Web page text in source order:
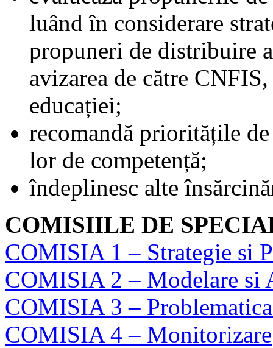
luând în considerare
propuneri de distribuire
avizarea de către
educației;
recomandă prioritățile
lor de competență;
îndeplinesc alte
COMISIILE DE
COMISIA 1 – Strategie si
COMISIA 2 – Modelare si
COMISIA 3 –
COMISIA 4 – Monitorizare